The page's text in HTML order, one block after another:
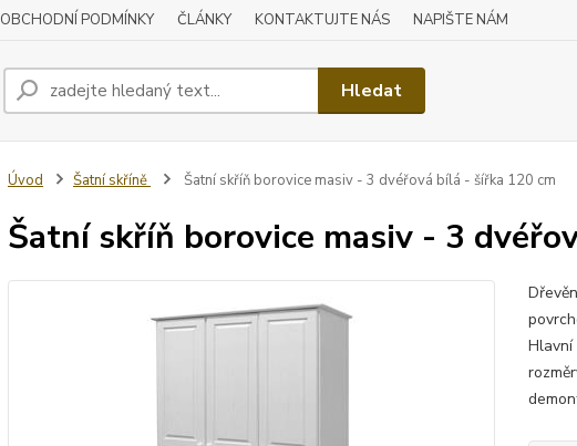
OBCHODNÍ PODMÍNKY ČLÁNKY KONTAKTUJTE NÁS NAPIŠTE NÁM
Hledat
Úvod Šatní skříně Šatní skříň borovice masiv - 3 dvéřová bílá - šířka 120 cm
Šatní skříň borovice masiv - 3
Hlavní